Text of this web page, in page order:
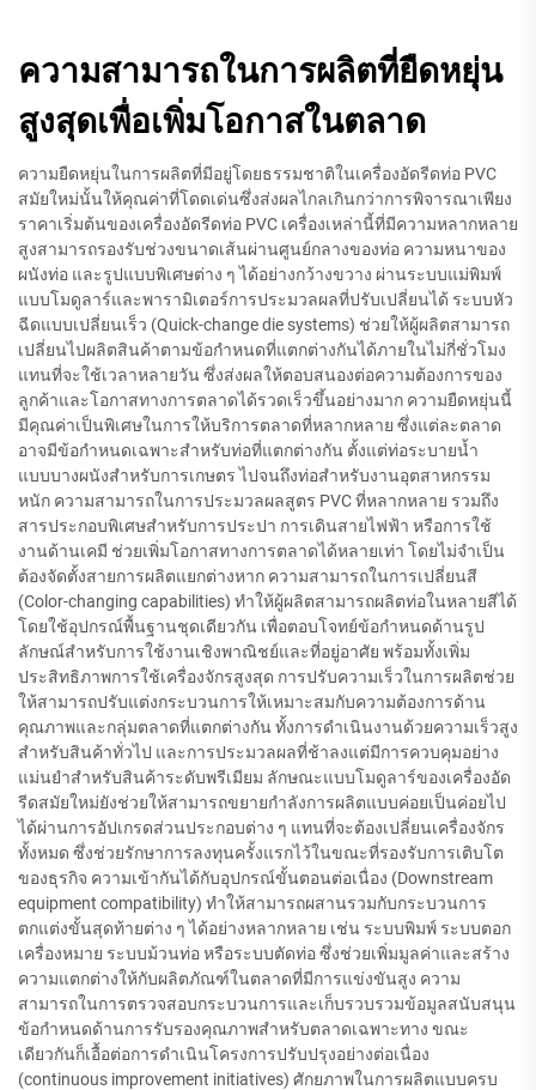
ความสามารถในการผลิตที่ยืดหยุ่น
สูงสุดเพื่อเพิ่มโอกาสในตลาด
ความยืดหยุ่นในการผลิตที่มีอยู่โดยธรรมชาติในเครื่องอัดรีดท่อ PVC
สมัยใหม่นั้นให้คุณค่าที่โดดเด่นซึ่งส่งผลไกลเกินกว่าการพิจารณาเพียง
ราคาเริ่มต้นของเครื่องอัดรีดท่อ PVC เครื่องเหล่านี้ที่มีความหลากหลาย
สูงสามารถรองรับช่วงขนาดเส้นผ่านศูนย์กลางของท่อ ความหนาของ
ผนังท่อ และรูปแบบพิเศษต่าง ๆ ได้อย่างกว้างขวาง ผ่านระบบแม่พิมพ์
แบบโมดูลาร์และพารามิเตอร์การประมวลผลที่ปรับเปลี่ยนได้ ระบบหัว
ฉีดแบบเปลี่ยนเร็ว (Quick-change die systems) ช่วยให้ผู้ผลิตสามารถ
เปลี่ยนไปผลิตสินค้าตามข้อกำหนดที่แตกต่างกันได้ภายในไม่กี่ชั่วโมง
แทนที่จะใช้เวลาหลายวัน ซึ่งส่งผลให้ตอบสนองต่อความต้องการของ
ลูกค้าและโอกาสทางการตลาดได้รวดเร็วขึ้นอย่างมาก ความยืดหยุ่นนี้
มีคุณค่าเป็นพิเศษในการให้บริการตลาดที่หลากหลาย ซึ่งแต่ละตลาด
อาจมีข้อกำหนดเฉพาะสำหรับท่อที่แตกต่างกัน ตั้งแต่ท่อระบายน้ำ
แบบบางผนังสำหรับการเกษตร ไปจนถึงท่อสำหรับงานอุตสาหกรรม
หนัก ความสามารถในการประมวลผลสูตร PVC ที่หลากหลาย รวมถึง
สารประกอบพิเศษสำหรับการประปา การเดินสายไฟฟ้า หรือการใช้
งานด้านเคมี ช่วยเพิ่มโอกาสทางการตลาดได้หลายเท่า โดยไม่จำเป็น
ต้องจัดตั้งสายการผลิตแยกต่างหาก ความสามารถในการเปลี่ยนสี
(Color-changing capabilities) ทำให้ผู้ผลิตสามารถผลิตท่อในหลายสีได้
โดยใช้อุปกรณ์พื้นฐานชุดเดียวกัน เพื่อตอบโจทย์ข้อกำหนดด้านรูป
ลักษณ์สำหรับการใช้งานเชิงพาณิชย์และที่อยู่อาศัย พร้อมทั้งเพิ่ม
ประสิทธิภาพการใช้เครื่องจักรสูงสุด การปรับความเร็วในการผลิตช่วย
ให้สามารถปรับแต่งกระบวนการให้เหมาะสมกับความต้องการด้าน
คุณภาพและกลุ่มตลาดที่แตกต่างกัน ทั้งการดำเนินงานด้วยความเร็วสูง
สำหรับสินค้าทั่วไป และการประมวลผลที่ช้าลงแต่มีการควบคุมอย่าง
แม่นยำสำหรับสินค้าระดับพรีเมียม ลักษณะแบบโมดูลาร์ของเครื่องอัด
รีดสมัยใหม่ยังช่วยให้สามารถขยายกำลังการผลิตแบบค่อยเป็นค่อยไป
ได้ผ่านการอัปเกรดส่วนประกอบต่าง ๆ แทนที่จะต้องเปลี่ยนเครื่องจักร
ทั้งหมด ซึ่งช่วยรักษาการลงทุนครั้งแรกไว้ในขณะที่รองรับการเติบโต
ของธุรกิจ ความเข้ากันได้กับอุปกรณ์ขั้นตอนต่อเนื่อง (Downstream
equipment compatibility) ทำให้สามารถผสานรวมกับกระบวนการ
ตกแต่งขั้นสุดท้ายต่าง ๆ ได้อย่างหลากหลาย เช่น ระบบพิมพ์ ระบบตอก
เครื่องหมาย ระบบม้วนท่อ หรือระบบตัดท่อ ซึ่งช่วยเพิ่มมูลค่าและสร้าง
ความแตกต่างให้กับผลิตภัณฑ์ในตลาดที่มีการแข่งขันสูง ความ
สามารถในการตรวจสอบกระบวนการและเก็บรวบรวมข้อมูลสนับสนุน
ข้อกำหนดด้านการรับรองคุณภาพสำหรับตลาดเฉพาะทาง ขณะ
เดียวกันก็เอื้อต่อการดำเนินโครงการปรับปรุงอย่างต่อเนื่อง
(continuous improvement initiatives) ศักยภาพในการผลิตแบบครบ